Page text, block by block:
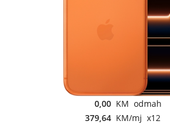
0,00 KM odmah
379,64 KM/mj x12